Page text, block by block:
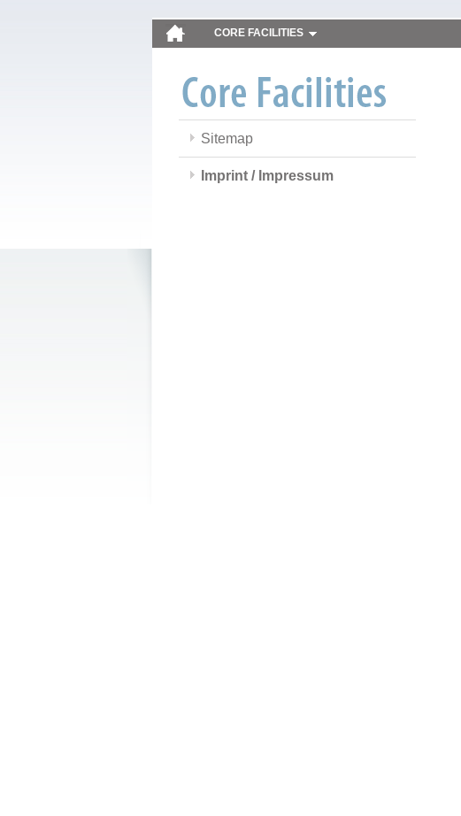
CORE FACILITIES
Sitemap
Imprint / Impressum